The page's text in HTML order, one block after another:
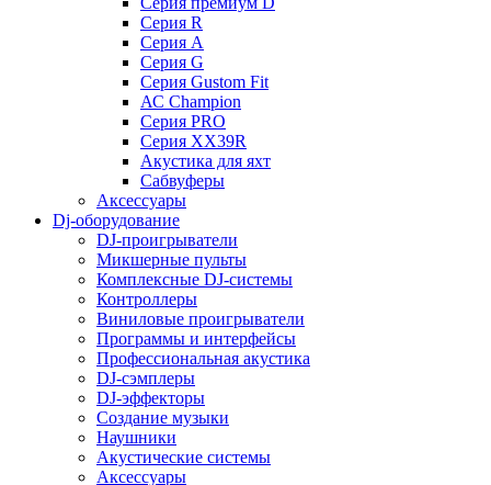
Cерия R
Cерия A
Cерия G
Cерия Gustom Fit
АС Champion
Cерия PRO
Cерия XX39R
Акустика для яхт
Сабвуферы
Аксессуары
Dj-оборудование
DJ-проигрыватели
Микшерные пульты
Комплексные DJ-системы
Контроллеры
Виниловые проигрыватели
Программы и интерфейсы
Профессиональная акустика
DJ-сэмплеры
DJ-эффекторы
Создание музыки
Наушники
Акустические системы
Аксессуары